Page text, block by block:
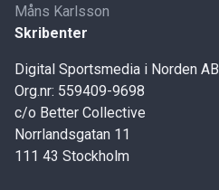
Måns Karlsson
Skribenter
Digital Sportsmedia i Norden AB
Org.nr: 559409-9698
c/o Better Collective
Norrlandsgatan 11
111 43 Stockholm